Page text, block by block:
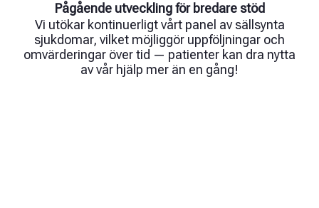
Pågående utveckling för bredare stöd
Vi utökar kontinuerligt vårt panel av sällsynta
sjukdomar, vilket möjliggör uppföljningar och
omvärderingar över tid — patienter kan dra nytta
av vår hjälp mer än en gång!